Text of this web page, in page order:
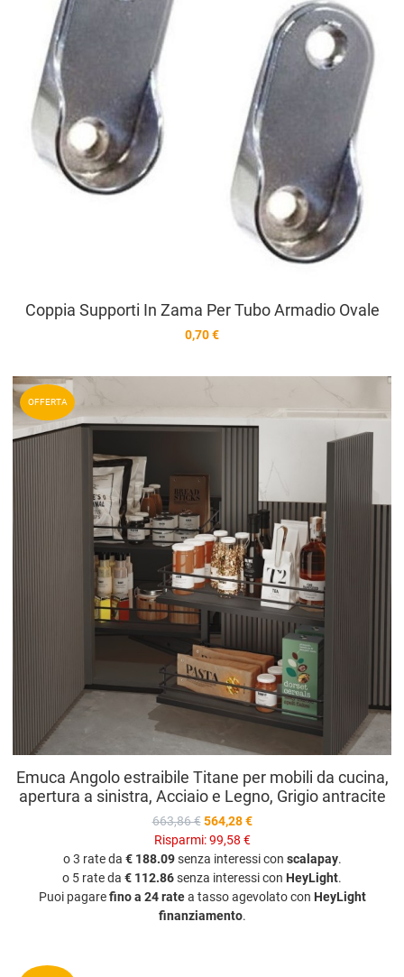
Coppia Supporti In Zama Per Tubo Armadio Ovale
0,70 €
OFFERTA
Emuca Angolo estraibile Titane per mobili da cucina,
apertura a sinistra, Acciaio e Legno, Grigio antracite
663,86 € 564,28 €
Risparmi:99,58 €
o 3 rate da € 188.09senza interessi con scalapay.
o 5 rate da € 112.86senza interessi con HeyLight.
Puoi pagarefino a 24 ratea tasso agevolato con HeyLight
finanziamento.